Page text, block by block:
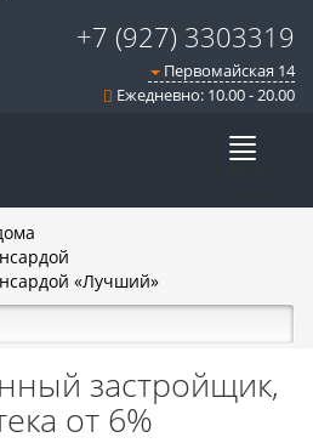
+7 (927) 3303319
Первомайская 14
Ежедневно: 10.00 - 20.00
«Лучший»
застройщик,
от 6%